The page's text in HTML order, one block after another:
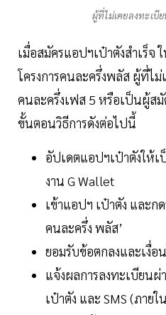
ผู้ที่ไม่เคยลงทะเบี
เมื่อสมัครแอปฯเป๋าตังสำเร็จ
โครงการคนละครึ่งพลัส ผู้ที่ไม่
คนละครึ่งเฟส 5 หรือเป็นผู้สมั
ขั้นตอนวิธีการดังต่อไปนี้
อัปเดตแอปฯเป๋าตังให้
งาน G Wallet
เข้าแอปฯ เป๋าตัง และก
คนละครึ่ง พลัส’
ยอมรับข้อตกลงและเงื่
แจ้งผลการลงทะเบียน
เป๋าตัง และ SMS (ภายใ